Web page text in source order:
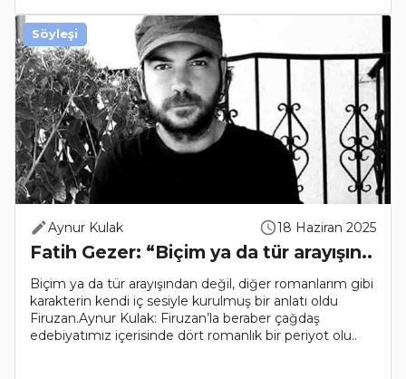
Aynur Kulak 18 Haziran 2025
Fatih Gezer: “Biçim ya da tür arayışın..
Biçim ya da tür arayışından değil, diğer romanlarım gibi
karakterin kendi iç sesiyle kurulmuş bir anlatı oldu
Firuzan.Aynur Kulak: Firuzan’la beraber çağdaş
edebiyatımız içerisinde dört romanlık bir periyot olu..
Söyleşi